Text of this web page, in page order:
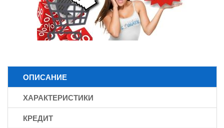
ОПИСАНИЕ
ХАРАКТЕРИСТИКИ
КРЕДИТ